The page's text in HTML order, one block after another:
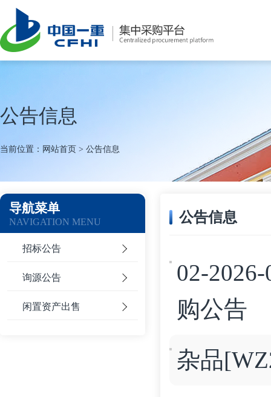
公告信息
当前位置： 网站首页 > 公告信息
导航菜单
NAVIGATION MENU
招标公告
询源公告
闲置资产出售
公告信息
02-
购公告
杂品